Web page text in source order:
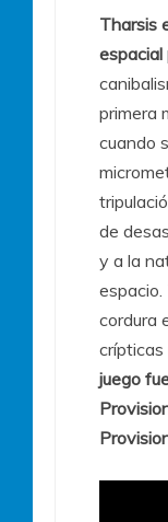
Tharsis
espacial
primera
cuando
de
y a la
espacio.
cordura
crípticas
juego